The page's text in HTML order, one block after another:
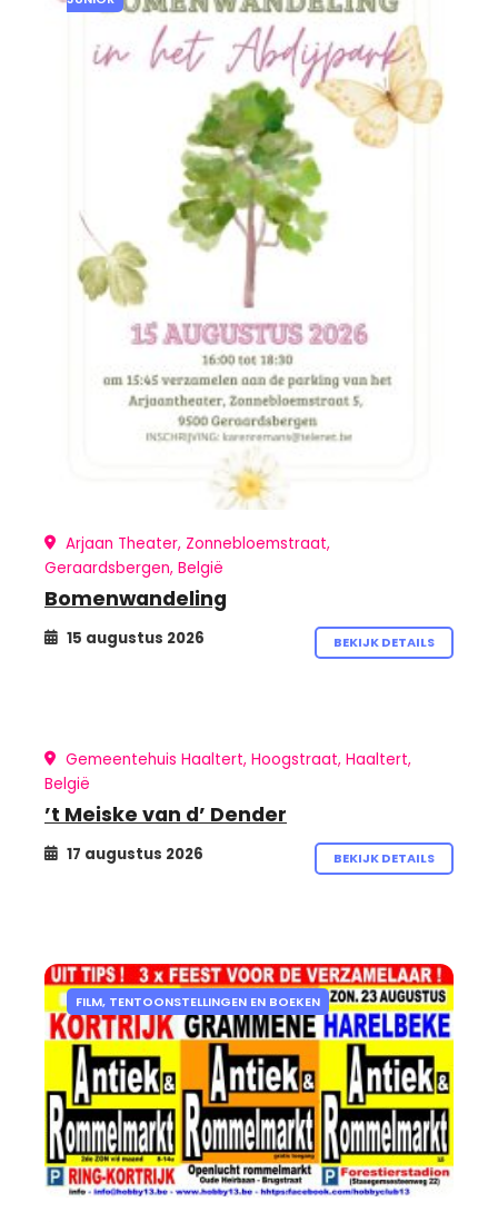
Arjaan Theater, Zonnebloemstraat,
Geraardsbergen, België
Bomenwandeling
15 augustus 2026 BEKIJK DETAILS
Gemeentehuis Haaltert, Hoogstraat, Haaltert,
België
’t Meiske van d’ Dender
17 augustus 2026 BEKIJK DETAILS
FILM, TENTOONSTELLINGEN EN BOEKEN